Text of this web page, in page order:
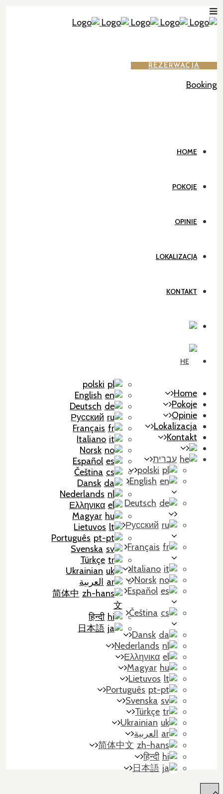
REZERWACJA
Booking
HOME
POKOJE
OPINIE
LOKALIZACJA
KONTAKT
polski
English
Deutsch
Русский
Français
Italiano
Norsk
Español
Čeština
Dansk
Nederlands
Ελληνικα
Magyar
Lietuvos
Português
Svenska
Türkçe
Ukrainian
العربية
简体中
文
हिन्दी
日本語
Home
Pokoje
Opinie
Lokalizacja
Kontakt
עברית
polski
English
Deutsch
Русский
Français
Italiano
Norsk
Español
Čeština
Dansk
Nederlands
Ελληνικα
Magyar
Lietuvos
Português
Svenska
Türkçe
Ukrainian
العربية
简体中文
हिन्दी
日本語